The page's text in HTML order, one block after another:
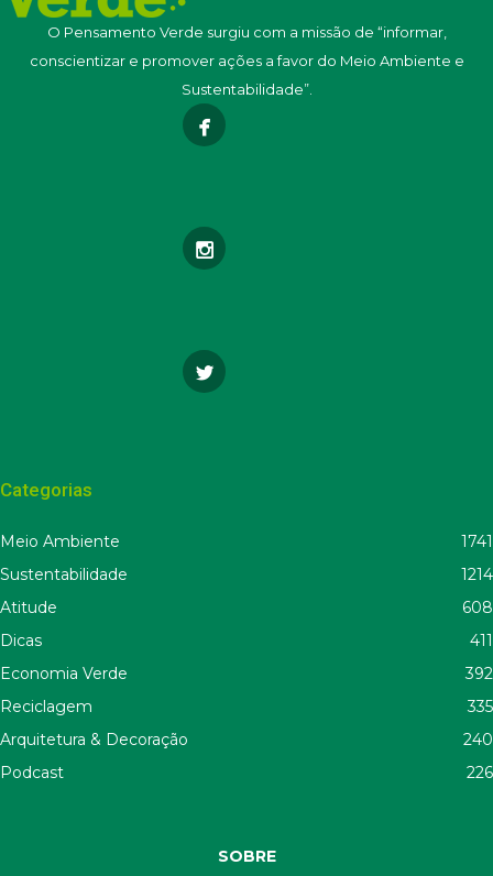
O Pensamento Verde surgiu com a missão de “informar,
conscientizar e promover ações a favor do Meio Ambiente e
Sustentabilidade”.
Categorias
Meio Ambiente
1741
Sustentabilidade
1214
Atitude
608
Dicas
411
Economia Verde
392
Reciclagem
335
Arquitetura & Decoração
240
Podcast
226
SOBRE